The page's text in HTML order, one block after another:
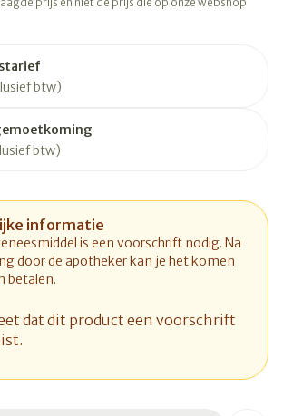
btw)
btw)
informatie
is een voorschrift nodig. Na
door de apotheker kan je het komen
betalen.
dat dit product een voorschrift